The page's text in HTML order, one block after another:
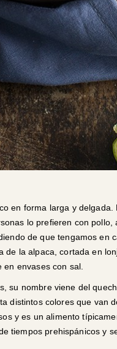
en forma larga y delgada.
lo prefieren con
de que tengamos en
de la alpaca, cortada en
envases con sal.
su nombre viene del
distintos colores que van
y es un alimento
tiempos prehispánicos y